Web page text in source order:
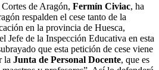
de Aragón, Fermín Civiac, ha
respalden el cese tanto de la
en la provincia de Huesca,
Jefe de la Inspección Educativa en esta
que esta petición de cese viene
la Junta de Personal Docente, que es